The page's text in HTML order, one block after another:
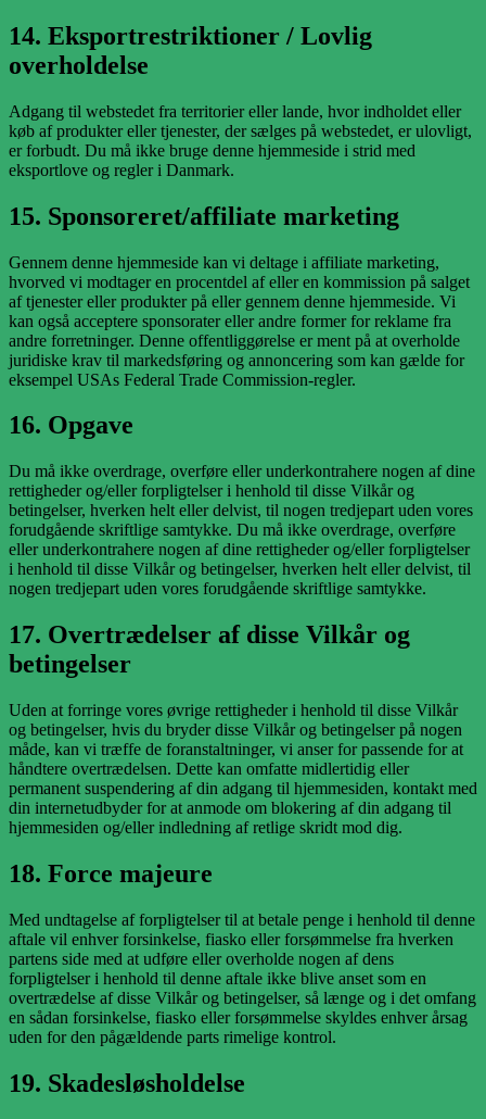
14. Eksportrestriktioner / Lovlig
overholdelse
Adgang til webstedet fra territorier eller lande, hvor indholdet eller
køb af produkter eller tjenester, der sælges på webstedet, er ulovligt,
er forbudt. Du må ikke bruge denne hjemmeside i strid med
eksportlove og regler i Danmark.
15. Sponsoreret/affiliate marketing
Gennem denne hjemmeside kan vi deltage i affiliate marketing,
hvorved vi modtager en procentdel af eller en kommission på salget
af tjenester eller produkter på eller gennem denne hjemmeside. Vi
kan også acceptere sponsorater eller andre former for reklame fra
andre forretninger. Denne offentliggørelse er ment på at overholde
juridiske krav til markedsføring og annoncering som kan gælde for
eksempel USAs Federal Trade Commission-regler.
16. Opgave
Du må ikke overdrage, overføre eller underkontrahere nogen af dine
rettigheder og/eller forpligtelser i henhold til disse Vilkår og
betingelser, hverken helt eller delvist, til nogen tredjepart uden vores
forudgående skriftlige samtykke. Du må ikke overdrage, overføre
eller underkontrahere nogen af dine rettigheder og/eller forpligtelser
i henhold til disse Vilkår og betingelser, hverken helt eller delvist, til
nogen tredjepart uden vores forudgående skriftlige samtykke.
17. Overtrædelser af disse Vilkår og
betingelser
Uden at forringe vores øvrige rettigheder i henhold til disse Vilkår
og betingelser, hvis du bryder disse Vilkår og betingelser på nogen
måde, kan vi træffe de foranstaltninger, vi anser for passende for at
håndtere overtrædelsen. Dette kan omfatte midlertidig eller
permanent suspendering af din adgang til hjemmesiden, kontakt med
din internetudbyder for at anmode om blokering af din adgang til
hjemmesiden og/eller indledning af retlige skridt mod dig.
18. Force majeure
Med undtagelse af forpligtelser til at betale penge i henhold til denne
aftale vil enhver forsinkelse, fiasko eller forsømmelse fra hverken
partens side med at udføre eller overholde nogen af dens
forpligtelser i henhold til denne aftale ikke blive anset som en
overtrædelse af disse Vilkår og betingelser, så længe og i det omfang
en sådan forsinkelse, fiasko eller forsømmelse skyldes enhver årsag
uden for den pågældende parts rimelige kontrol.
19. Skadesløsholdelse